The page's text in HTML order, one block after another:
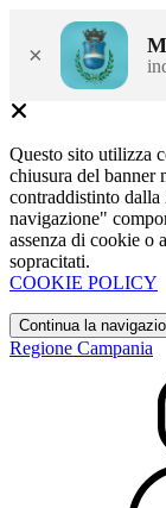
×
Questo sito utilizza
chiusura del banner
contraddistinto
navigazione"
assenza di cookie o
sopracitati.
COOKIE POLICY
Continua la
Regione Campania